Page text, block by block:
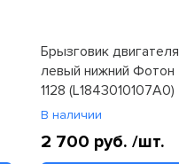
Брызговик двигателя
левый нижний Фотон
1128 (L1843010107A0)
В наличии
2 700 руб. /шт.